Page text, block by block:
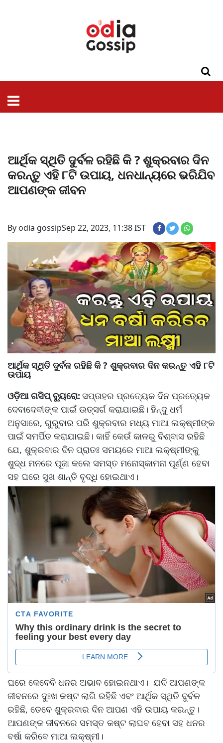
ଆର୍ଥିକ ସ୍ଥିତି ଦୁର୍ବଳ ରହିଛି କି ? ଶୁକ୍ରବାର ଦିନ
କରନ୍ତୁ ଏହି ୮ଟି ଉପାୟ, ଧନଧାନ୍ୟରେ ଭରିଯିବ
ଆପଣଙ୍କ ଜୀବନ
By odia gossipSep 22, 2023, 11:38 IST
ଆର୍ଥିକ ସ୍ଥିତି ଦୁର୍ବଳ ରହିଛି କି ? ଶୁକ୍ରବାର ଦିନ କରନ୍ତୁ ଏହି ୮ଟି
ଉପାୟ
ଓଡ଼ିଆ ଗସିପ୍ ବ୍ୟୁରୋ: ସପ୍ତାହର ପ୍ରତ୍ୟେକ ଦିନ ପ୍ରତ୍ୟେକ
ଦେବାଦେବୀଙ୍କ ପାଇଁ ଉତ୍ସର୍ଗ କରାଯାଇଛି। ହିନ୍ଦୁ ଧର୍ମ
ଅନୁସାରେ, ଗୁରୁବାର ପରି ଶୁକ୍ରବାର ମଧ୍ୟ ମାଆ ଲକ୍ଷ୍ମୀଙ୍କ
ପାଇଁ ସମର୍ପିତ କରାଯାଇଛି। କାହିଁ କେଉଁ କାଳରୁ ବିଶ୍ବାସ ରହିଛି
ଯେ, ଶୁକ୍ରବାର ଦିନ ପ୍ରାତଃ ସମୟରେ ମାଆ ଲକ୍ଷ୍ମୀଙ୍କୁ
ଶୁଦ୍ଧ ମନରେ ପୂଜା କଲେ ସମସ୍ତ ମନୋସ୍କାମନା ପୂର୍ଣ୍ଣ ହେବା
ସହ ଘରେ ସୁଖ ଶାନ୍ତି ବୃଦ୍ଧି ହୋଇଥାଏ।
ଘରେ କେବେବି ଧନର ଅଭାବ ହୋଇନଥାଏ। ଯଦି ଆପଣଙ୍କ
ଜୀବନରେ ଦୁଃଖ କଷ୍ଟ ଲାଗି ରହିଛି ଏବଂ ଆର୍ଥିକ ସ୍ଥିତି ଦୁର୍ବଳ
ରହିଛି, ତେବେ ଶୁକ୍ରବାର ଦିନ ଆପଣ ଏହି ଉପାୟ କରନ୍ତୁ।
ଆପଣଙ୍କ ଜୀବନରେ ସମସ୍ତ କଷ୍ଟ ଲାଘବ ହେବା ସହ ଧନର
ବର୍ଷା କରିବେ ମାଆ ଲକ୍ଷ୍ମୀ।